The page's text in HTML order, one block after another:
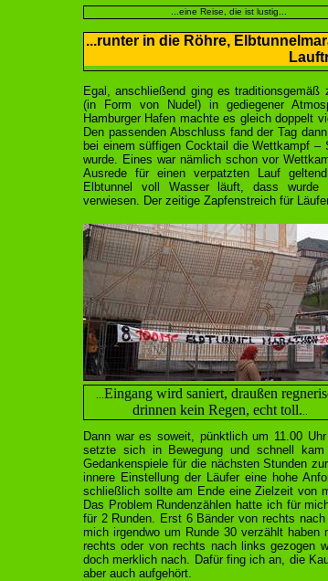
...eine Reise, die ist lustig...
...runter in die Röhre,
Egal, anschließend ging es
(in Form von Nudel) in gediegener
Hamburger Hafen machte es gleich doppelt
Den passenden Abschluss fand der Tag
bei einem süffigen Cocktail die Wettkampf –
wurde. Eines war nämlich schon vor
Ausrede für einen verpatzten Lauf
Elbtunnel voll Wasser läuft, dass
verwiesen. Der zeitige Zapfenstreich für
...Eingang wird saniert, draußen
drinnen kein Regen, echt toll...
Dann war es soweit, pünktlich um 11.00
setzte sich in Bewegung und schnell
Gedankenspiele für die nächsten Stunden
innere Einstellung der Läufer eine hohe
schließlich sollte am Ende eine Zielzeit von
Das Problem Rundenzählen hatte ich für
für 2 Runden. Erst 6 Bänder von rechts
mich irgendwo um Runde 30 verzählt
rechts oder von rechts nach links gezogen
doch merklich nach. Dafür fing ich an, die
aber auch aufgehört.